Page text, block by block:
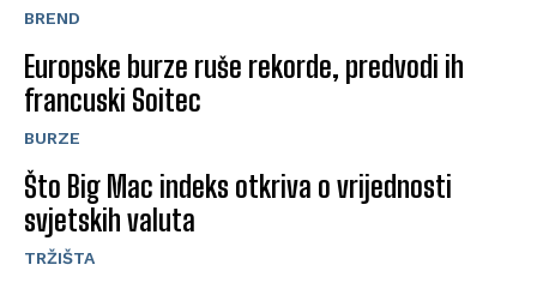
BREND
Europske burze ruše rekorde, predvodi ih
francuski Soitec
BURZE
Što Big Mac indeks otkriva o vrijednosti
svjetskih valuta
TRŽIŠTA